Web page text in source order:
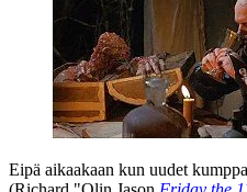
Eipä aikaakaan kun uudet